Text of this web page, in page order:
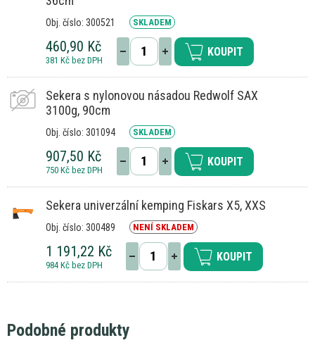
Obj. číslo: 300521 SKLADEM
460,90 Kč
381 Kč bez DPH
KOUPIT
Sekera s nylonovou násadou Redwolf SAX
3100g, 90cm
Obj. číslo: 301094 SKLADEM
907,50 Kč
750 Kč bez DPH
KOUPIT
Sekera univerzální kemping Fiskars X5, XXS
Obj. číslo: 300489 NENÍ SKLADEM
1 191,22 Kč
984 Kč bez DPH
KOUPIT
Podobné produkty